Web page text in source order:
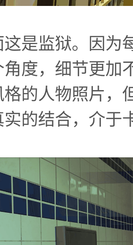
这是监狱。因
角度，细节更加
格的人物照片，
实的结合，介于